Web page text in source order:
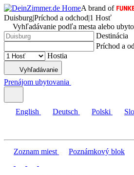
A brand of
Duisburg|Príchod a odchod|1 Hosť
Vyhľadávanie podľa mesta alebo
Destinácia
Príchod a
Hostia
Vyhľadávanie
Prenájom ubytovania
English Deutsch Polski
Zoznam miest Poznámkový blok